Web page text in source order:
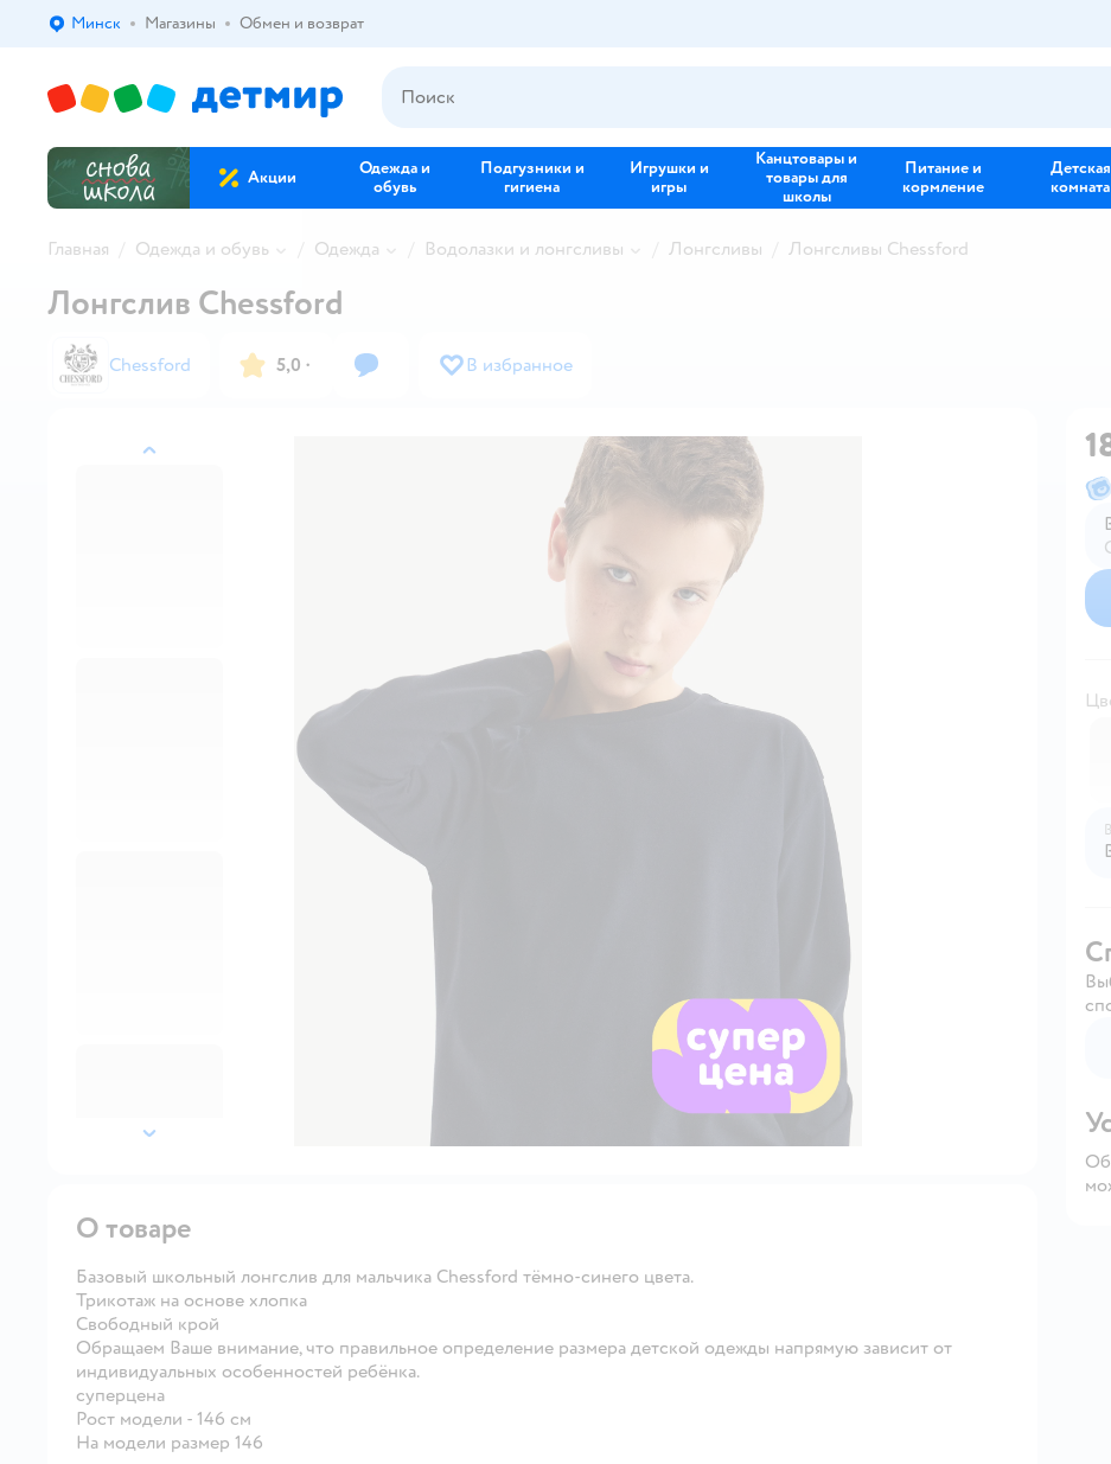
Выбор адреса доставки.
Минск Магазины Обмен и возврат
Акции
Одежда и
обувь
Подгузники и
гигиена
Игрушки и
игры
Канцтовары и
товары для
школы
Питание и
кормление
Детская
комната
Главная Одежда и обувь Одежда Водолазки и лонгсливы Лонгсливы Лонгсливы Chessford
назад
далее
Лонгслив Chessford
Chessford 5,0 · В избранное
О товаре
Базовый школьный лонгслив для мальчика Chessford тёмно-синего цвета.
Трикотаж на основе хлопка
Свободный крой
Обращаем Ваше внимание, что правильное определение размера детской одежды напрямую зависит от
индивидуальных особенностей ребёнка.
суперцена
Рост модели - 146 см
На модели размер 146